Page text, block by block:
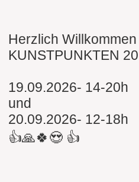
Herzlich
KUNSTPUNKTEN
19.09.2026- 14-20h
und
20.09.2026- 12-18h
👍🙏🍀😍 👍